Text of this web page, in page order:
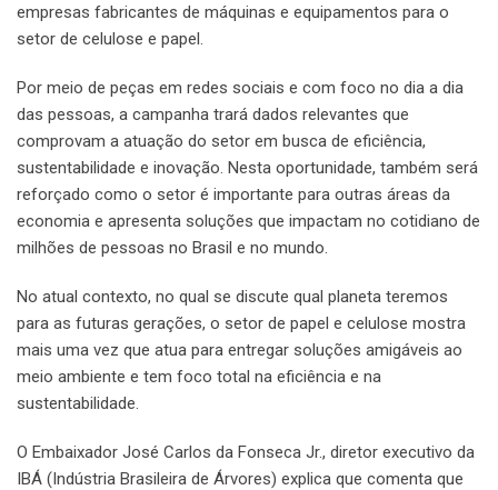
empresas fabricantes de máquinas e equipamentos para o
setor de celulose e papel.
Por meio de peças em redes sociais e com foco no dia a dia
das pessoas, a campanha trará dados relevantes que
comprovam a atuação do setor em busca de eficiência,
sustentabilidade e inovação. Nesta oportunidade, também será
reforçado como o setor é importante para outras áreas da
economia e apresenta soluções que impactam no cotidiano de
milhões de pessoas no Brasil e no mundo.
No atual contexto, no qual se discute qual planeta teremos
para as futuras gerações, o setor de papel e celulose mostra
mais uma vez que atua para entregar soluções amigáveis ao
meio ambiente e tem foco total na eficiência e na
sustentabilidade.
O Embaixador José Carlos da Fonseca Jr., diretor executivo da
IBÁ (Indústria Brasileira de Árvores) explica que comenta que